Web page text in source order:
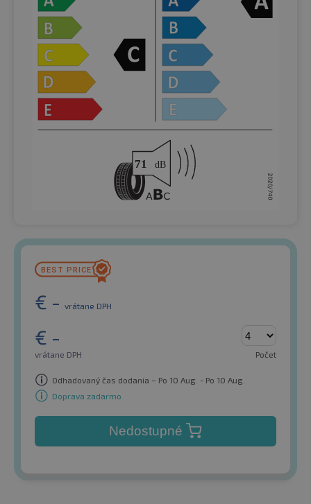
€ - vrátane DPH
€ -
vrátane DPH Počet
Odhadovaný čas dodania – Po 10 Aug. - Po 10 Aug.
Doprava zadarmo
Nedostupné